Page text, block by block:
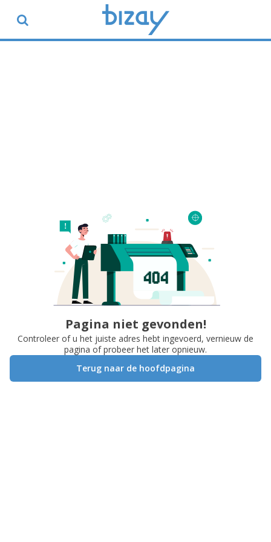
Pagina niet gevonden!
Controleer of u het juiste adres hebt ingevoerd, vernieuw de
pagina of probeer het later opnieuw.